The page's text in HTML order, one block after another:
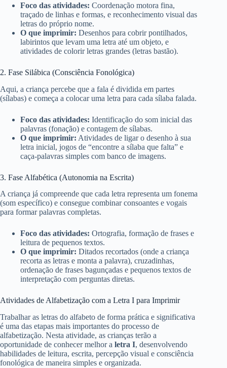
Foco das atividades: Coordenação motora fina,
traçado de linhas e formas, e reconhecimento visual das
letras do próprio nome.
O que imprimir: Desenhos para cobrir pontilhados,
labirintos que levam uma letra até um objeto, e
atividades de colorir letras grandes (letras bastão).
2. Fase Silábica (Consciência Fonológica)
Aqui, a criança percebe que a fala é dividida em partes
(sílabas) e começa a colocar uma letra para cada sílaba falada.
Foco das atividades: Identificação do som inicial das
palavras (fonação) e contagem de sílabas.
O que imprimir: Atividades de ligar o desenho à sua
letra inicial, jogos de “encontre a sílaba que falta” e
caça-palavras simples com banco de imagens.
3. Fase Alfabética (Autonomia na Escrita)
A criança já compreende que cada letra representa um fonema
(som específico) e consegue combinar consoantes e vogais
para formar palavras completas.
Foco das atividades: Ortografia, formação de frases e
leitura de pequenos textos.
O que imprimir: Ditados recortados (onde a criança
recorta as letras e monta a palavra), cruzadinhas,
ordenação de frases bagunçadas e pequenos textos de
interpretação com perguntas diretas.
Atividades de Alfabetização com a Letra I para Imprimir
Trabalhar as letras do alfabeto de forma prática e significativa
é uma das etapas mais importantes do processo de
alfabetização. Nesta atividade, as crianças terão a
oportunidade de conhecer melhor a letra I, desenvolvendo
habilidades de leitura, escrita, percepção visual e consciência
fonológica de maneira simples e organizada.